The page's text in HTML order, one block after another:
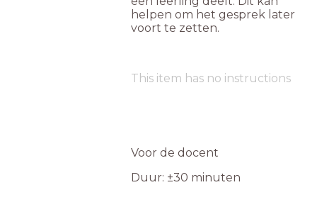
helpen om het gesprek later
voort te zetten.
This item has no instructions
Voor de docent
Duur: ±30 minuten